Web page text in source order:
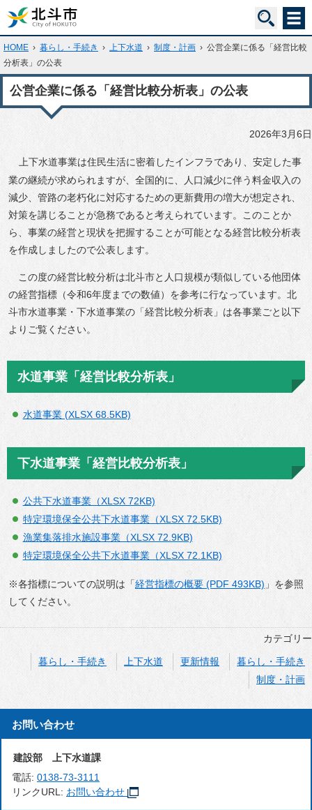
HOME › 暮らし・手続き › 上下水道 › 制度・計画 › 公営企業に係る「経営比較
分析表」の公表
公営企業に係る「経営比較分析表」の公表
2026年3月6日
上下水道事業は住民生活に密着したインフラであり、安定した事
業の継続が求められますが、全国的に、人口減少に伴う料金収入の
減少、管路の老朽化に対応するための更新費用の増大が想定され、
対策を講じることが急務であると考えられています。このことか
ら、事業の経営と現状を把握することが可能となる経営比較分析表
を作成しましたので公表します。
この度の経営比較分析は北斗市と人口規模が類似している他団体
の経営指標（令和6年度までの数値）を参考に行なっています。北
斗市水道事業・下水道事業の「経営比較分析表」は各事業ごと以下
よりご覧ください。
水道事業「経営比較分析表」
水道事業 (XLSX 68.5KB)
下水道事業「経営比較分析表」
公共下水道事業（XLSX 72KB)
特定環境保全公共下水道事業（XLSX 72.5KB)
漁業集落排水施設事業（XLSX 72.9KB)
特定環境保全公共下水道事業（XLSX 72.1KB)
※各指標についての説明は「経営指標の概要 (PDF 493KB) 」を参照
してください。
カテゴリー
暮らし・手続き 上下水道 更新情報
暮らし・手続き
制度・計画
お問い合わせ
建設部 上下水道課
電話: 0138-73-3111
リンクURL: お問い合わせ